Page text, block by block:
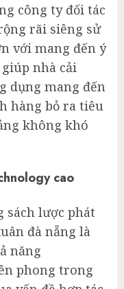
công ty đối tác
rãi siêng sử
với mang đến ý
nhà cải
dụng mang đến
hàng bỏ ra tiêu
không khó
cao
sách lược phát
đà nẵng là
năng
phong trong